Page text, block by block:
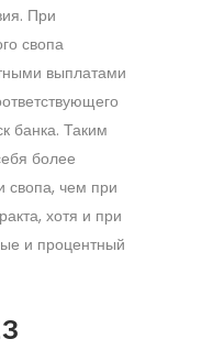
При
свопа
выплатами
банка. Таким
более
свопа, чем при
хотя и при
и процентный